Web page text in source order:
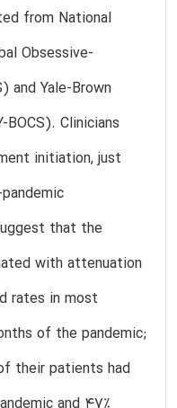
from National
Obsessive-
and Yale-Brown
Clinicians
initiation, just
that the
with attenuation
rates in most
of the pandemic;
their patients had